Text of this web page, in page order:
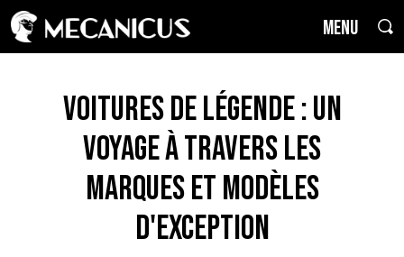
MENU
Voitures de Légende : un
voyage à travers les
marques et modèles
d'exception